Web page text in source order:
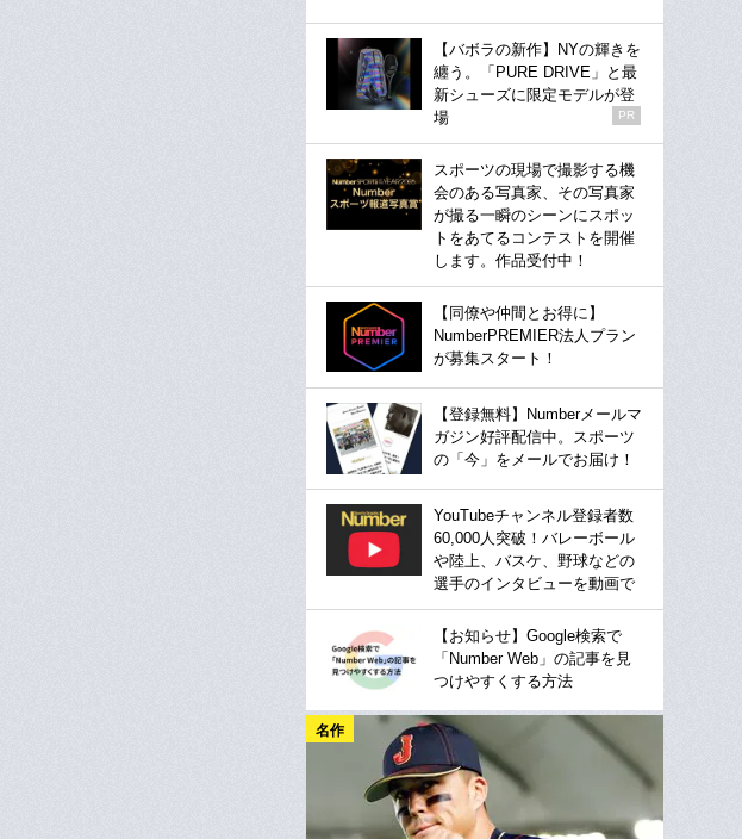
【バボラの新作】NYの輝きを
纏う。「PURE DRIVE」と最
新シューズに限定モデルが登
場
PR
スポーツの現場で撮影する機
会のある写真家、その写真家
が撮る一瞬のシーンにスポッ
トをあてるコンテストを開催
します。作品受付中！
【同僚や仲間とお得に】
NumberPREMIER法人プラン
が募集スタート！
【登録無料】Numberメールマ
ガジン好評配信中。スポーツ
の「今」をメールでお届け！
YouTubeチャンネル登録者数
60,000人突破！バレーボール
や陸上、バスケ、野球などの
選手のインタビューを動画で
【お知らせ】Google検索で
「Number Web」の記事を見
つけやすくする方法
名作